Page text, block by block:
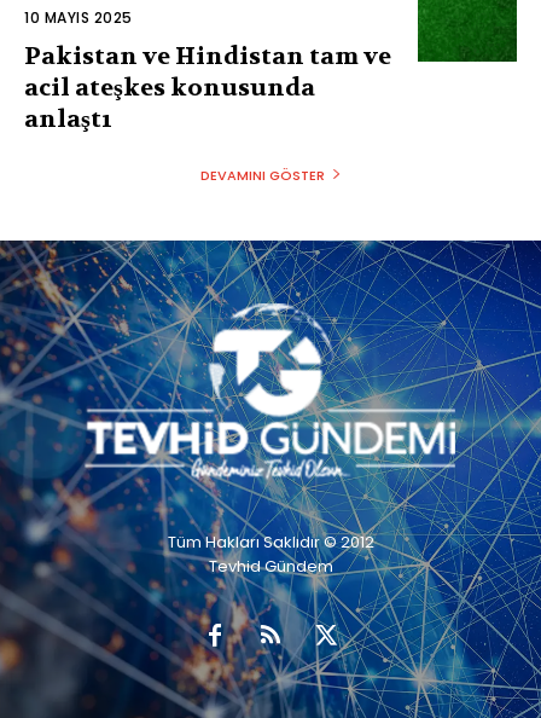
10 MAYIS 2025
Pakistan ve Hindistan tam ve
acil ateşkes konusunda
anlaştı
DEVAMINI GÖSTER
Tüm Hakları Saklıdır © 2012
Tevhid Gündem